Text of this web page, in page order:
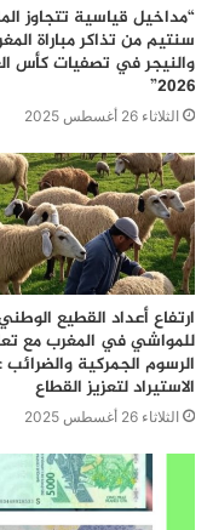
“مداخيل قياسية تتجاوز
سنتيم من تذاكر مباراة
والنيجر في تصفيات كأس
2026”
الثلاثاء 26 أغسطس 2025
ارتفاع أعداد القطيع
للمواشي في المغرب مع
الرسوم الجمركية
الاستيراد لتعزيز القطاع
الثلاثاء 26 أغسطس 2025